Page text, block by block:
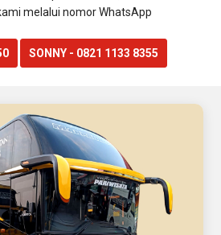
melalui nomor WhatsApp
SONNY - 0821 1133 8355